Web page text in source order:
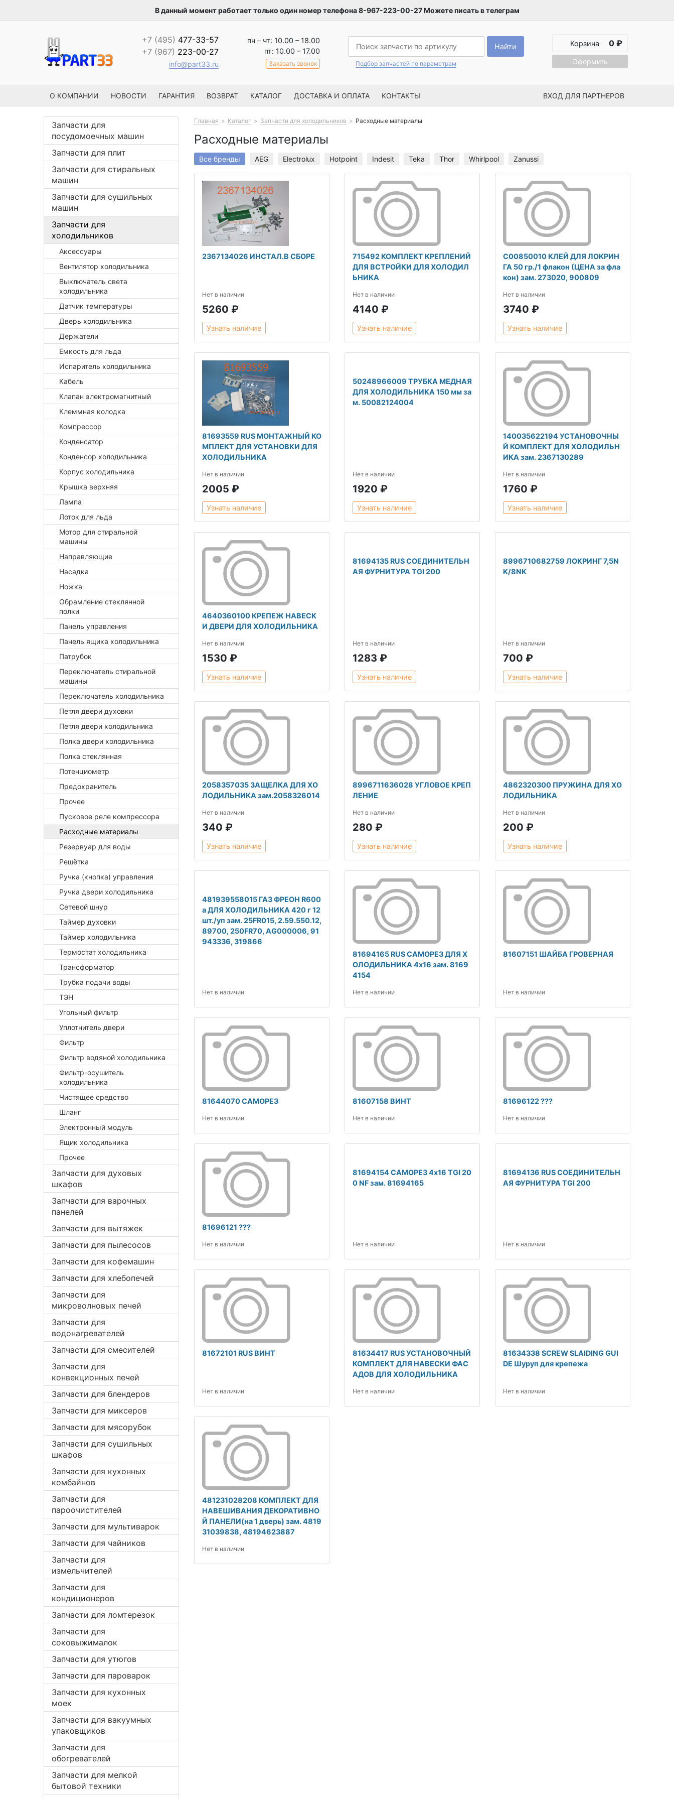
В данный момент работает только один номер телефона 8-967-223-00-27 Можете писать в телеграм
+7 (495) 477-33-57
+7 (967) 223-00-27
info@part33.ru
пн – чт: 10.00 – 18.00
пт: 10.00 – 17.00
Заказать звонок
Найти
Подбор запчастей по параметрам
Корзина 0 ₽
Оформить
О КОМПАНИИ НОВОСТИ ГАРАНТИЯ ВОЗВРАТ КАТАЛОГ ДОСТАВКА И ОПЛАТА КОНТАКТЫ ВХОД ДЛЯ ПАРТНЕРОВ
Запчасти для
посудомоечных машин
Запчасти для плит
Запчасти для стиральных
машин
Запчасти для сушильных
машин
Запчасти для
холодильников
Аксессуары
Вентилятор холодильника
Выключатель света
холодильника
Датчик температуры
Дверь холодильника
Держатели
Емкость для льда
Испаритель холодильника
Кабель
Клапан электромагнитный
Клеммная колодка
Компрессор
Конденсатор
Конденсор холодильника
Корпус холодильника
Крышка верхняя
Лампа
Лоток для льда
Мотор для стиральной
машины
Направляющие
Насадка
Ножка
Обрамление стеклянной
полки
Панель управления
Панель ящика холодильника
Патрубок
Переключатель стиральной
машины
Переключатель холодильника
Петля двери духовки
Петля двери холодильника
Полка двери холодильника
Полка стеклянная
Потенциометр
Предохранитель
Прочее
Пусковое реле компрессора
Расходные материалы
Резервуар для воды
Решётка
Ручка (кнопка) управления
Ручка двери холодильника
Сетевой шнур
Таймер духовки
Таймер холодильника
Термостат холодильника
Трансформатор
Трубка подачи воды
ТЭН
Угольный фильтр
Уплотнитель двери
Фильтр
Фильтр водяной холодильника
Фильтр-осушитель
холодильника
Чистящее средство
Шланг
Электронный модуль
Ящик холодильника
Прочее
Запчасти для духовых
шкафов
Запчасти для варочных
панелей
Запчасти для вытяжек
Запчасти для пылесосов
Запчасти для кофемашин
Запчасти для хлебопечей
Запчасти для
микроволновых печей
Запчасти для
водонагревателей
Запчасти для смесителей
Запчасти для
конвекционных печей
Запчасти для блендеров
Запчасти для миксеров
Запчасти для мясорубок
Запчасти для сушильных
шкафов
Запчасти для кухонных
комбайнов
Запчасти для
пароочистителей
Запчасти для мультиварок
Запчасти для чайников
Запчасти для
измельчителей
Запчасти для
кондиционеров
Запчасти для ломтерезок
Запчасти для
соковыжималок
Запчасти для утюгов
Запчасти для пароварок
Запчасти для кухонных
моек
Запчасти для вакуумных
упаковщиков
Запчасти для
обогревателей
Запчасти для мелкой
бытовой техники
Главная Каталог Запчасти для холодильников Расходные материалы
Расходные материалы
Все бренды AEG Electrolux Hotpoint Indesit Teka Thor Whirlpool Zanussi
2367134026 ИНСТАЛ.В СБОРЕ
Нет в наличии
5260 ₽
Узнать наличие
715492 КОМПЛЕКТ КРЕПЛЕНИЙ
ДЛЯ ВСТРОЙКИ ДЛЯ ХОЛОДИЛ
ЬНИКА
Нет в наличии
4140 ₽
Узнать наличие
C00850010 КЛЕЙ ДЛЯ ЛОКРИН
ГА 50 гр./1 флакон (ЦЕНА за фла
кон) зам. 273020, 900809
Нет в наличии
3740 ₽
Узнать наличие
81693559 RUS МОНТАЖНЫЙ КО
МПЛЕКТ ДЛЯ УСТАНОВКИ ДЛЯ
ХОЛОДИЛЬНИКА
Нет в наличии
2005 ₽
Узнать наличие
50248966009 ТРУБКА МЕДНАЯ
ДЛЯ ХОЛОДИЛЬНИКА 150 мм за
м. 50082124004
Нет в наличии
1920 ₽
Узнать наличие
140035622194 УСТАНОВОЧНЫ
Й КОМПЛЕКТ ДЛЯ ХОЛОДИЛЬН
ИКА зам. 2367130289
Нет в наличии
1760 ₽
Узнать наличие
4640360100 КРЕПЕЖ НАВЕСК
И ДВЕРИ ДЛЯ ХОЛОДИЛЬНИКА
Нет в наличии
1530 ₽
Узнать наличие
81694135 RUS СОЕДИНИТЕЛЬН
АЯ ФУРНИТУРА TGI 200
Нет в наличии
1283 ₽
Узнать наличие
8996710682759 ЛОКРИНГ 7,5N
K/8NK
Нет в наличии
700 ₽
Узнать наличие
2058357035 ЗАЩЕЛКА ДЛЯ ХО
ЛОДИЛЬНИКА зам.2058326014
Нет в наличии
340 ₽
Узнать наличие
8996711636028 УГЛОВОЕ КРЕП
ЛЕНИЕ
Нет в наличии
280 ₽
Узнать наличие
4862320300 ПРУЖИНА ДЛЯ ХО
ЛОДИЛЬНИКА
Нет в наличии
200 ₽
Узнать наличие
481939558015 ГАЗ ФРЕОН R600
a ДЛЯ ХОЛОДИЛЬНИКА 420 г 12
шт./уп зам. 25FR015, 2.59.550.12,
89700, 250FR70, AG000006, 91
943336, 319866
Нет в наличии
81694165 RUS САМОРЕЗ ДЛЯ Х
ОЛОДИЛЬНИКА 4x16 зам. 8169
4154
Нет в наличии
81607151 ШАЙБА ГРОВЕРНАЯ
Нет в наличии
81644070 САМОРЕЗ
Нет в наличии
81607158 ВИНТ
Нет в наличии
81696122 ???
Нет в наличии
81696121 ???
Нет в наличии
81694154 САМОРЕЗ 4x16 TGI 20
0 NF зам. 81694165
Нет в наличии
81694136 RUS СОЕДИНИТЕЛЬН
АЯ ФУРНИТУРА TGI 200
Нет в наличии
81672101 RUS ВИНТ
Нет в наличии
81634417 RUS УСТАНОВОЧНЫЙ
КОМПЛЕКТ ДЛЯ НАВЕСКИ ФАС
АДОВ ДЛЯ ХОЛОДИЛЬНИКА
Нет в наличии
81634338 SCREW SLAIDING GUI
DE Шуруп для крепежа
Нет в наличии
481231028208 КОМПЛЕКТ ДЛЯ
НАВЕШИВАНИЯ ДЕКОРАТИВНО
Й ПАНЕЛИ(на 1 дверь) зам. 4819
31039838, 48194623887
Нет в наличии